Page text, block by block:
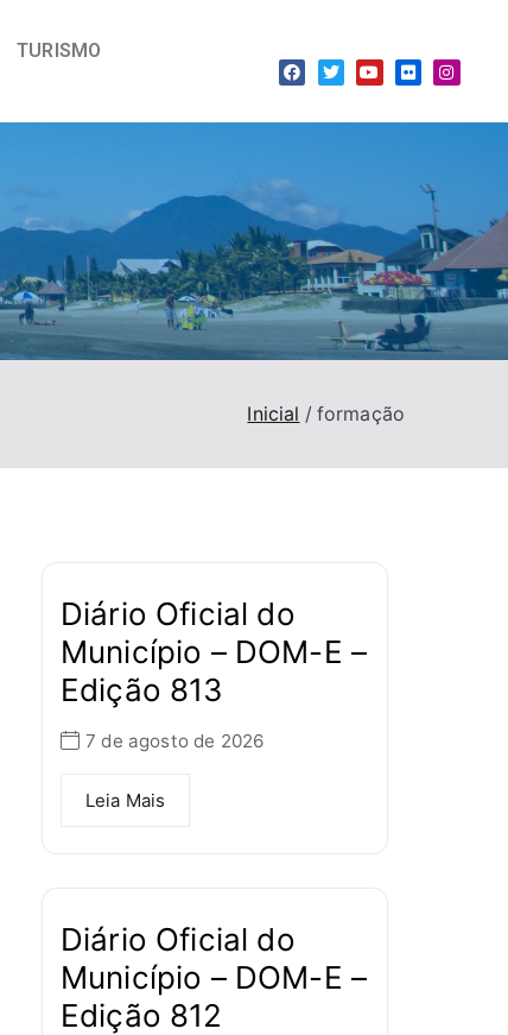
TURISMO
Inicial formação
Diário Oficial do
Município – DOM-E –
Edição 813
7 de agosto de 2026
Leia Mais
Diário Oficial do
Município – DOM-E –
Edição 812